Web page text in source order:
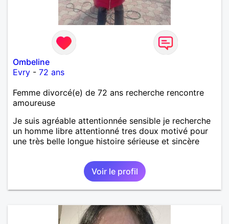
Ombeline
Evry - 72 ans
Femme divorcé(e) de 72 ans recherche rencontre
amoureuse
Je suis agréable attentionnée sensible je recherche
un homme libre attentionné tres doux motivé pour
une très belle longue histoire sérieuse et sincère
Voir le profil